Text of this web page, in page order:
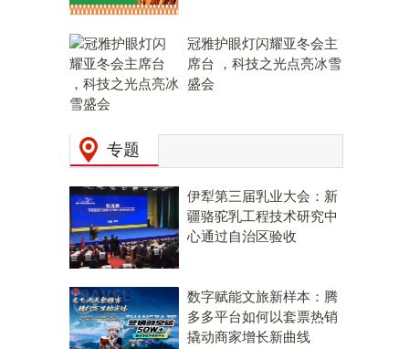
冠雅护眼灯闪耀亚冬会主
席台 ，科技之光点亮冰雪
盛会
专题
伊犁第三届乳业大会：新
疆骆驼乳工程技术研究中
心通过自治区验收
数字赋能文旅新样本：腾
多多平台如何以套票热销
撬动商家增长新曲线